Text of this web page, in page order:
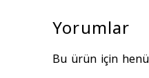
Yorumlar
Bu ürün için